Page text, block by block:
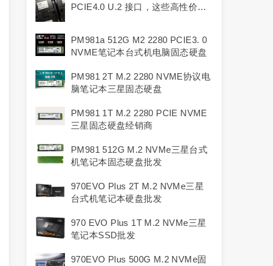
PCIE4.0 U.2 接口，这些高性价比
PM981a 512G M2 2280 PCIE3. 0
NVME笔记本台式机电脑固态硬盘
PM981 2T M.2 2280 NVME协议电
脑笔记本三星固态硬盘
PM981 1T M.2 2280 PCIE NVME
三星固态硬盘经销商
PM981 512G M.2 NVMe三星台式
机笔记本固态硬盘批发
970EVO Plus 2T M.2 NVMe三星
台式机笔记本硬盘批发
970 EVO Plus 1T M.2 NVMe三星
笔记本SSD批发
970EVO Plus 500G M.2 NVMe固